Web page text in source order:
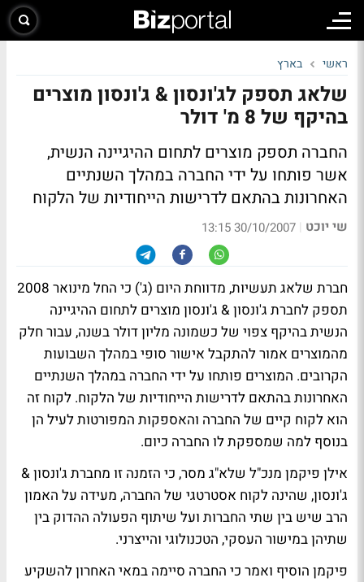
ראשי בארץ
שלאג תספק לג'ונסון & ג'ונסון מוצרים
בהיקף של 8 מ' דולר
החברה תספק מוצרים לתחום ההיגיינה הנשית,
אשר פותחו על ידי החברה במהלך השנתיים
האחרונות בהתאם לדרישות הייחודיות של הלקוח
שי יוכט |
30/10/2007 13:15
חברת שלאג תעשיות, מדווחת היום (ג') כי החל מינואר 2008
תספק לחברת ג'ונסון & ג'ונסון מוצרים לתחום ההיגיינה
הנשית בהיקף צפוי של כשמונה מליון דולר בשנה, עבור חלק
מהמוצרים אמור להתקבל אישור סופי במהלך השבועות
הקרובים. המוצרים פותחו על ידי החברה במהלך השנתיים
האחרונות בהתאם לדרישות הייחודיות של הלקוח. לקוח זה
הוא לקוח קיים של החברה והאספקות המפורטות לעיל הן
בנוסף למה שמספקת לו החברה כיום.
אילן פיקמן מנכ"ל שלא"ג מסר, כי הזמנה זו מחברת ג'ונסון &
ג'ונסון, שהינה לקוח אסטרטגי של החברה, מעידה על האמון
הרב שיש בין שתי החברות ועל שיתוף הפעולה ההדוק בין
שתיהן במישור העסקי, הטכנולוגי והייצרני.
פיקמן הוסיף ואמר כי החברה סיימה במאי האחרון להשקיע